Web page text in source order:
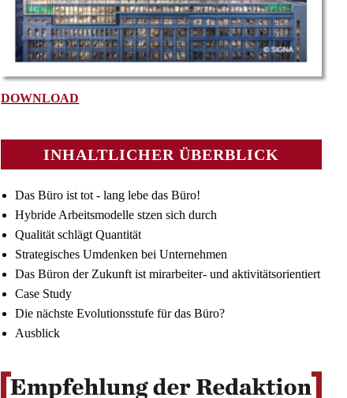
DOWNLOAD
INHALTLICHER ÜBERBLICK
Das Büro ist tot - lang lebe das Büro!
Hybride Arbeitsmodelle stzen sich durch
Qualität schlägt Quantität
Strategisches Umdenken bei Unternehmen
Das Büron der Zukunft ist mirarbeiter- und aktivitätsorientiert
Case Study
Die nächste Evolutionsstufe für das Büro?
Ausblick